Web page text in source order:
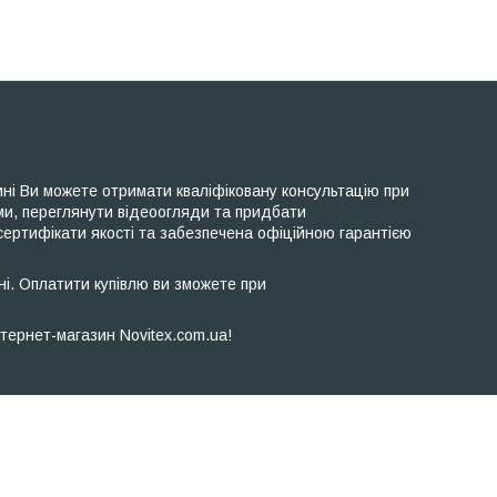
Ви можете отримати кваліфіковану консультацію при
переглянути відеоогляди та придбати
якості та забезпечена офіційною гарантією
Оплатити купівлю ви зможете при
магазин Novitex.com.ua!